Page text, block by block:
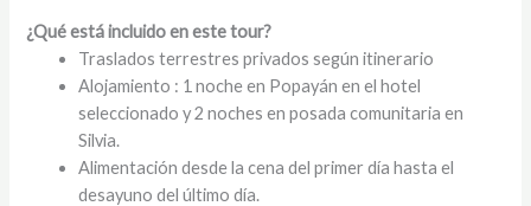
¿Qué está incluido en este tour?
Traslados terrestres privados según itinerario
Alojamiento : 1 noche en Popayán en el hotel
seleccionado y 2 noches en posada comunitaria en
Silvia.
Alimentación desde la cena del primer día hasta el
desayuno del último día.